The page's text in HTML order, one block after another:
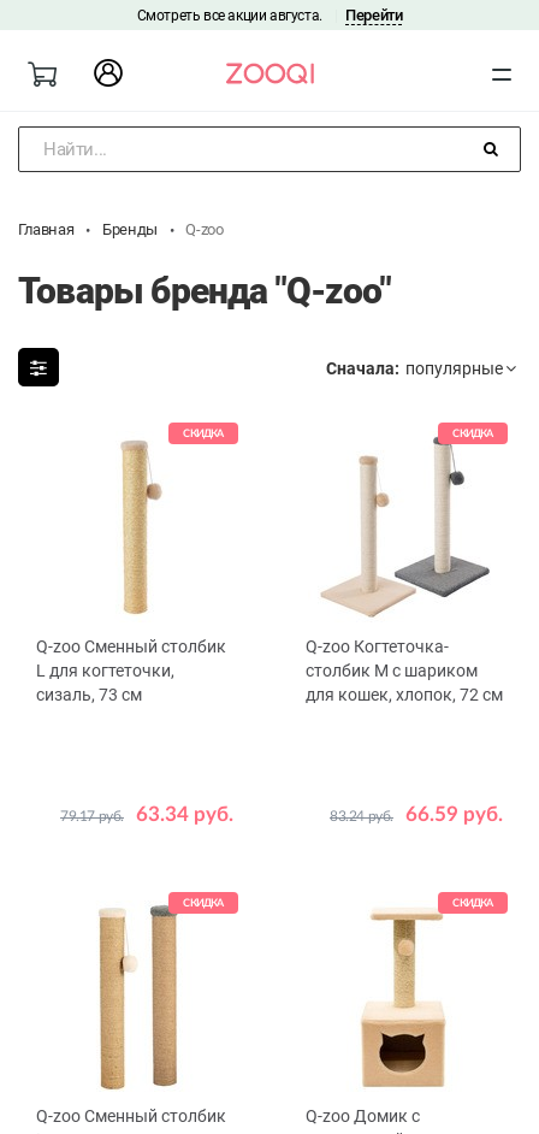
Смотреть все акции августа. Перейти
Найти...
Главная Бренды Q-zoo
Товары бренда "Q-zoo"
Сначала:
СКИДКА
Q-zoo Сменный столбик
L для когтеточки,
сизаль, 73 см
63.34 руб.
79.17 руб.
Цвет Бежевый
СКИДКА
Q-zoo Когтеточка-
столбик М с шариком
для кошек, хлопок, 72 см
66.59 руб.
83.24 руб.
Цвет Бежевый Серый
СКИДКА
Q-zoo Сменный столбик
СКИДКА
Q-zoo Домик с